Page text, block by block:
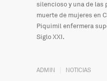
silencioso y una de las
muerte de mujeres en
Piquimil enfermera
Siglo XXI.
ADMIN NOTICIAS